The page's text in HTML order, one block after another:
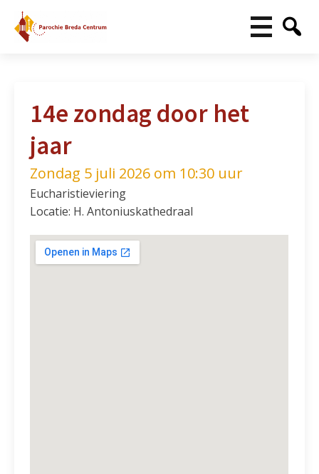
14e zondag door het
jaar
Zondag 5 juli 2026 om 10:30 uur
Eucharistieviering
Locatie: H. Antoniuskathedraal